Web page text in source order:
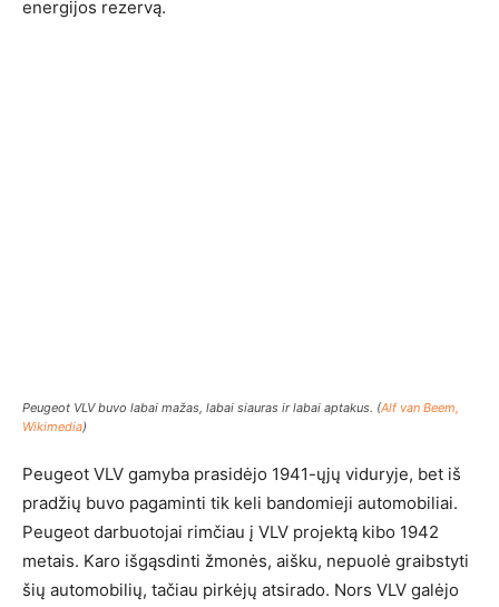
energijos rezervą.
Peugeot VLV buvo labai mažas, labai siauras ir labai aptakus. (Alf van Beem,
Wikimedia)
Peugeot VLV gamyba prasidėjo 1941-ųjų viduryje, bet iš
pradžių buvo pagaminti tik keli bandomieji automobiliai.
Peugeot darbuotojai rimčiau į VLV projektą kibo 1942
metais. Karo išgąsdinti žmonės, aišku, nepuolė graibstyti
šių automobilių, tačiau pirkėjų atsirado. Nors VLV galėjo